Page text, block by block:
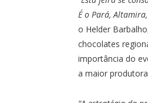
É o Pará,
o Helder
chocolates
importância do
a maior